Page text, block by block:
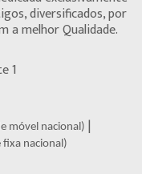
diversificados, por
a melhor Qualidade.
1
móvel nacional) |
fixa nacional)